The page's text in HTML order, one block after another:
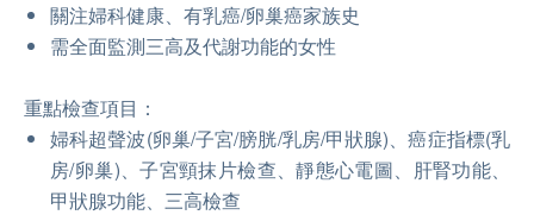
關注婦科健康、有乳癌/卵巢癌家族史
需全面監測三高及代謝功能的女性
重點檢查項目：
婦科超聲波(卵巢/子宮/膀胱/乳房/甲狀腺)、癌症指標(乳
房/卵巢)、子宮頸抹片檢查、靜態心電圖、肝腎功能、
甲狀腺功能、三高檢查